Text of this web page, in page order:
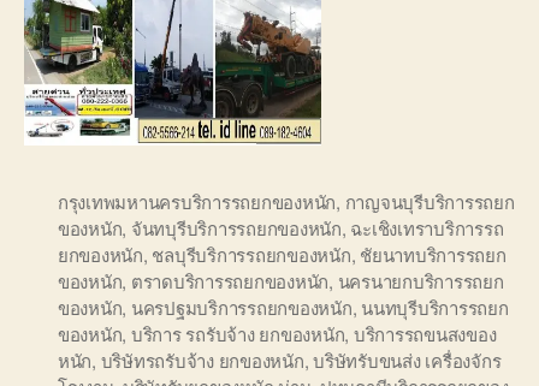
กรุงเทพมหานครบริการรถยกของหนัก, กาญจนบุรีบริการรถยก
ของหนัก, จันทบุรีบริการรถยกของหนัก, ฉะเชิงเทราบริการรถ
ยกของหนัก, ชลบุรีบริการรถยกของหนัก, ชัยนาทบริการรถยก
ของหนัก, ตราดบริการรถยกของหนัก, นครนายกบริการรถยก
ของหนัก, นครปฐมบริการรถยกของหนัก, นนทบุรีบริการรถยก
ของหนัก, บริการ รถรับจ้าง ยกของหนัก, บริการรถขนสงของ
หนัก, บริษัทรถรับจ้าง ยกของหนัก,บริษัทรับขนส่ง เครื่องจักร